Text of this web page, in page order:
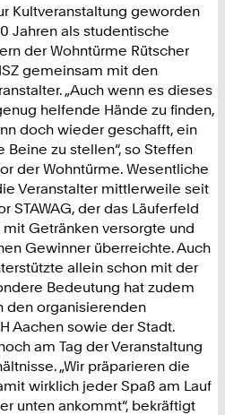
Kultveranstaltung geworden
Jahren als studentische
der Wohntürme Rütscher
gemeinsam mit den
„Auch wenn es dieses
helfende Hände zu finden,
doch wieder geschafft, ein
zu stellen“, so Steffen
der Wohntürme. Wesentliche
Veranstalter mittlerweile seit
STAWAG, der das Läuferfeld
Getränken versorgte und
Gewinner überreichte. Auch
allein schon mit der
Bedeutung hat zudem
den organisierenden
Aachen sowie der Stadt.
am Tag der Veranstaltung
„Wir präparieren die
wirklich jeder Spaß am Lauf
unten ankommt“, bekräftigt